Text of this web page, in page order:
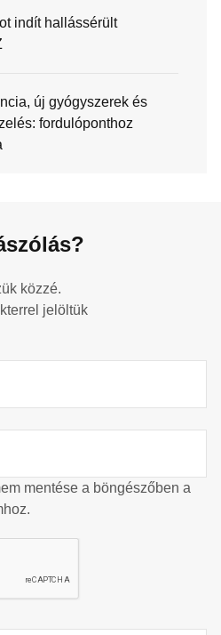
indít hallássérült
új gyógyszerek és
fordulóponthoz
közzé.
jelöltük
mentése a böngészőben a